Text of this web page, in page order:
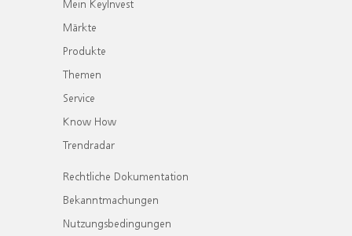
Mein KeyInvest
Märkte
Produkte
Themen
Service
Know How
Trendradar
Rechtliche Dokumentation
Bekanntmachungen
Nutzungsbedingungen